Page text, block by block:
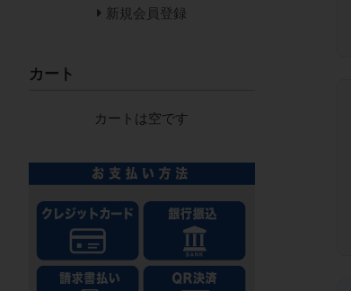
新規会員登録
カート
カートは空です